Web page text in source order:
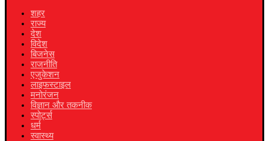
शहर
राज्य
देश
विदेश
बिजनेस
राजनीति
एजुकेशन
लाइफस्टाइल
मनोरंजन
विज्ञान और तकनीक
स्पोर्ट्स
धर्म
स्वास्थ्य